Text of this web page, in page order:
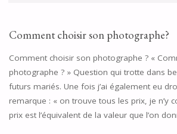
Comment choisir son photographe?
Comment choisir son photographe ? «
photographe ? » Question qui trotte dans
futurs mariés. Une fois j’ai également eu
remarque : « on trouve tous les prix, je n’y
prix est l’équivalent de la valeur que l’on